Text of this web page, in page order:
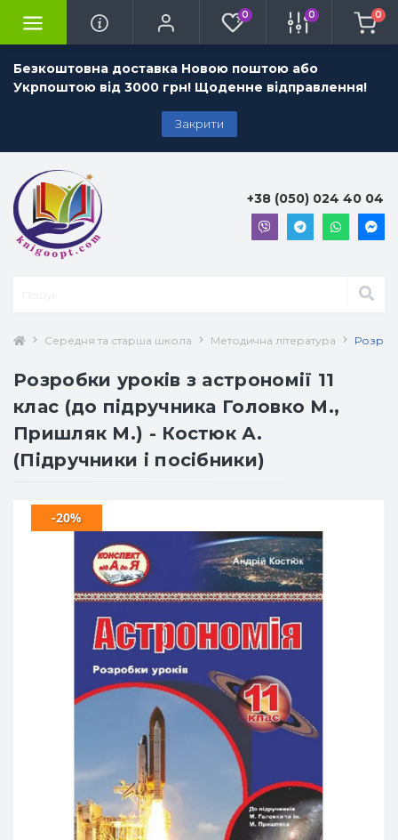
Безкоштовна доставка Новою поштою або
Укрпоштою від 3000 грн! Щоденне відправлення!
Закрити
0 0 0
+38 (050) 024 40 04
Середня та старша школа Методична література
Розробки уроків з астрономії 11
клас (до підручника Головко М.,
Пришляк М.) - Костюк А.
(Підручники і посібники)
-20%